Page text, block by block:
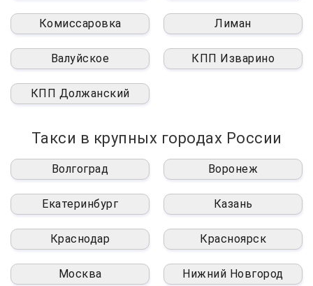
Комиссаровка Лиман
Валуйское КПП Изварино
КПП Должанский
Такси в крупных городах России
Волгоград Воронеж
Екатеринбург Казань
Краснодар Красноярск
Москва Нижний Новгород